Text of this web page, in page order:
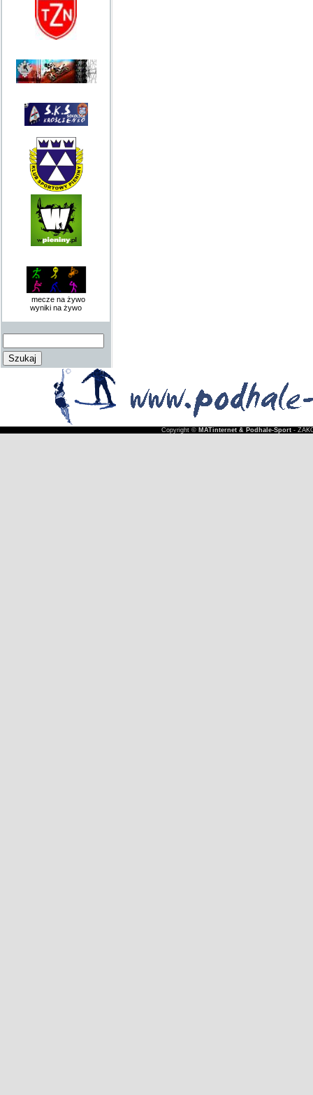
mecze na żywo
wyniki na żywo
Copyright © MATinternet & Podhale-Sport-